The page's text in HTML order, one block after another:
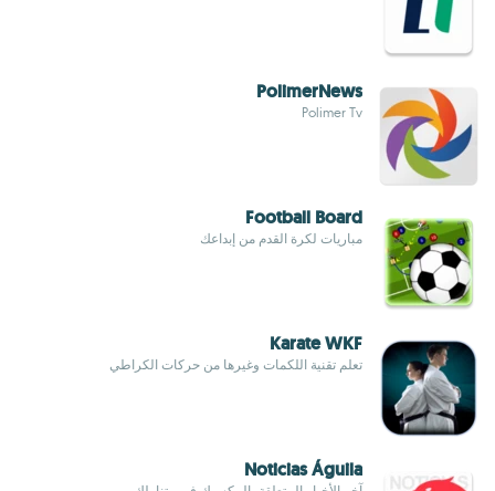
PolimerNews
Polimer Tv
Football Board
مباريات لكرة القدم من إبداعك
Karate WKF
تعلم تقنية اللكمات وغيرها من حركات الكراطي
Noticias Águila